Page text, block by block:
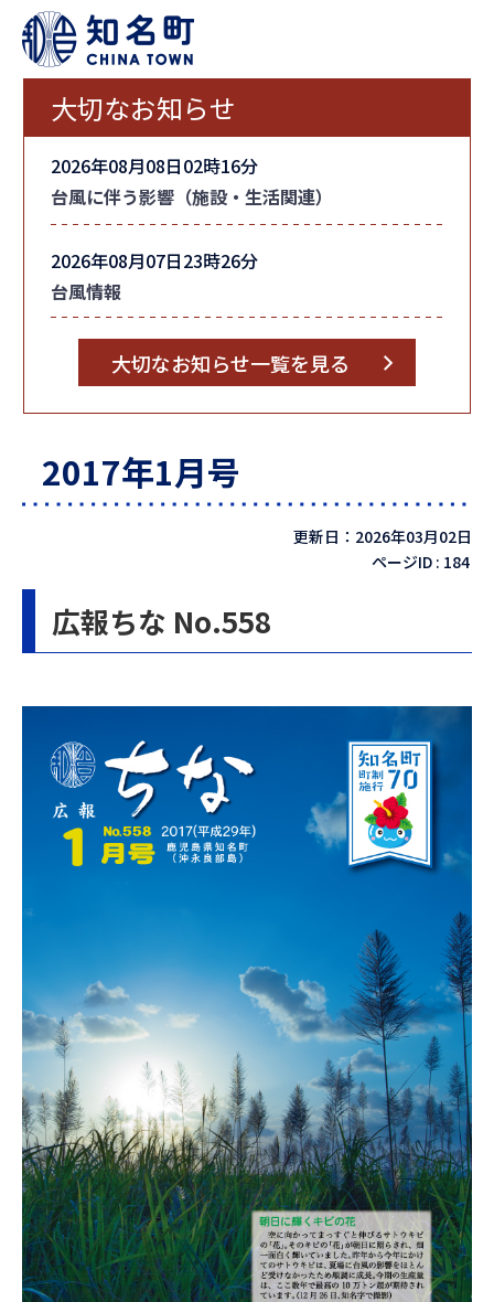
大切なお知らせ
2026年08月08日02時16分
台風に伴う影響（施設・生活関連）
2026年08月07日23時26分
台風情報
大切なお知らせ一覧を見る
2017年1月号
更新日：2026年03月02日
ページID : 184
広報ちな No.558